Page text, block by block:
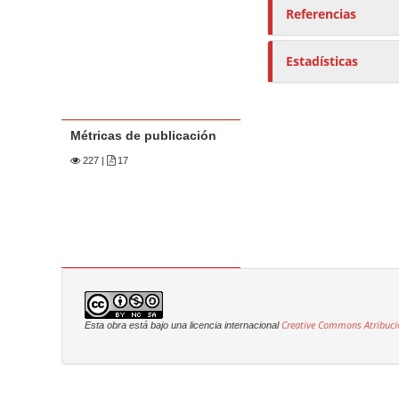
Métricas de publicación
227| 17
Referencias
Estadísticas
Esta obra está bajo una licencia internacional Creative Commons